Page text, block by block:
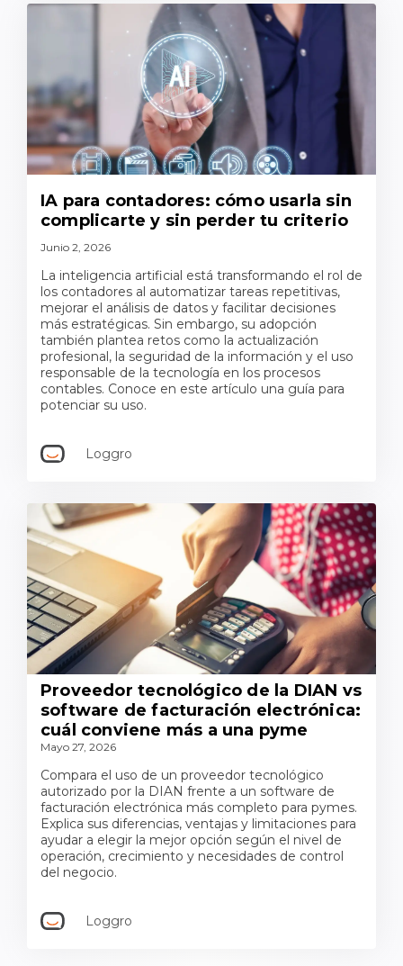
IA para contadores: cómo usarla sin
complicarte y sin perder tu criterio
Junio 2, 2026
La inteligencia artificial está transformando el rol de
los contadores al automatizar tareas repetitivas,
mejorar el análisis de datos y facilitar decisiones
más estratégicas. Sin embargo, su adopción
también plantea retos como la actualización
profesional, la seguridad de la información y el uso
responsable de la tecnología en los procesos
contables. Conoce en este artículo una guía para
potenciar su uso.
Loggro
Proveedor tecnológico de la DIAN vs
software de facturación electrónica:
cuál conviene más a una pyme
Mayo 27, 2026
Compara el uso de un proveedor tecnológico
autorizado por la DIAN frente a un software de
facturación electrónica más completo para pymes.
Explica sus diferencias, ventajas y limitaciones para
ayudar a elegir la mejor opción según el nivel de
operación, crecimiento y necesidades de control
del negocio.
Loggro